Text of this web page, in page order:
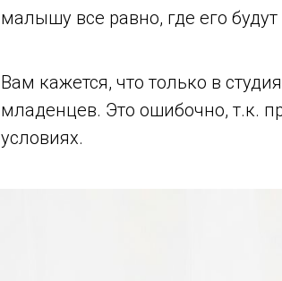
малышу все равно, где его
Вам кажется, что только в
младенцев. Это ошибочно, т.к.
условиях.